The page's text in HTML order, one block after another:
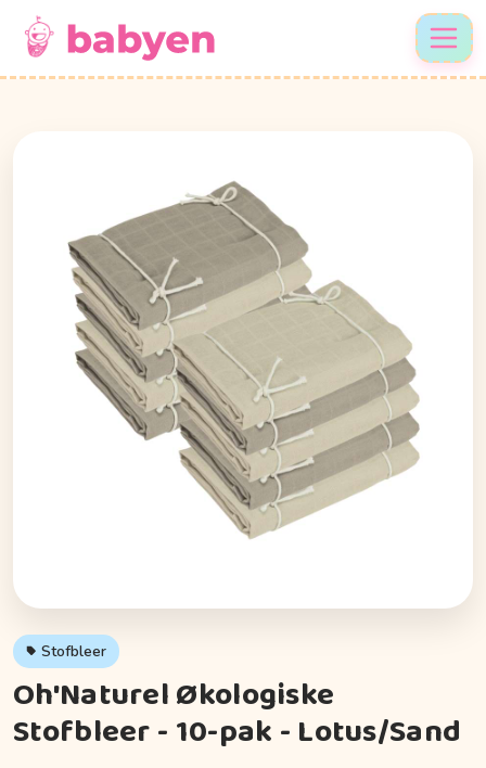
Stofbleer
Oh'Naturel Økologiske
Stofbleer - 10-pak - Lotus/Sand